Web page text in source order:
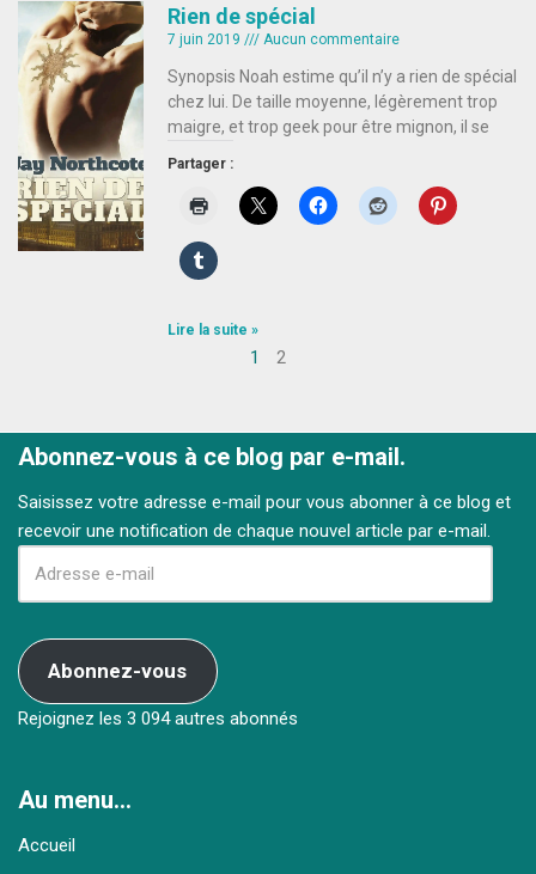
Rien de spécial
7 juin 2019 Aucun commentaire
Synopsis Noah estime qu’il n’y a rien de spécial
chez lui. De taille moyenne, légèrement trop
maigre, et trop geek pour être mignon, il se
Partager :
Lire la suite »
1 2
Abonnez-vous à ce blog par e-mail.
Saisissez votre adresse e-mail pour vous abonner à ce blog et
recevoir une notification de chaque nouvel article par e-mail.
Abonnez-vous
Rejoignez les 3 094 autres abonnés
Au menu…
Accueil